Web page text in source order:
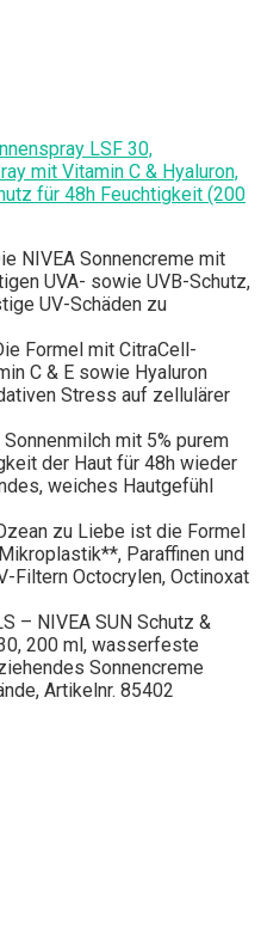
LSF 30,
mit Vitamin C & Hyaluron,
für 48h Feuchtigkeit (200
NIVEA Sonnencreme mit
UVA- sowie UVB-Schutz,
UV-Schäden zu
Formel mit CitraCell-
C & E sowie Hyaluron
Stress auf zellulärer
mit 5% purem
der Haut für 48h wieder
weiches Hautgefühl
zu Liebe ist die Formel
Paraffinen und
Filtern Octocrylen, Octinoxat
– NIVEA SUN Schutz &
200 ml, wasserfeste
Sonnencreme
Artikelnr. 85402